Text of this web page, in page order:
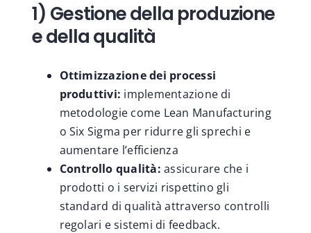
1) Gestione della produzione
e della qualità
Ottimizzazione dei processi
produttivi: implementazione di
metodologie come Lean Manufacturing
o Six Sigma per ridurre gli sprechi e
aumentare l’efficienza
Controllo qualità: assicurare che i
prodotti o i servizi rispettino gli
standard di qualità attraverso controlli
regolari e sistemi di feedback.